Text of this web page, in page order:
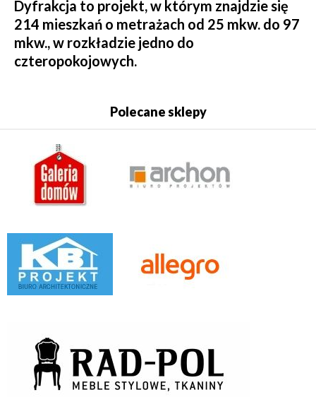
Dyfrakcja to projekt, w którym znajdzie się
214 mieszkań o metrażach od 25 mkw. do 97
mkw., w rozkładzie jedno do
czteropokojowych.
Polecane sklepy